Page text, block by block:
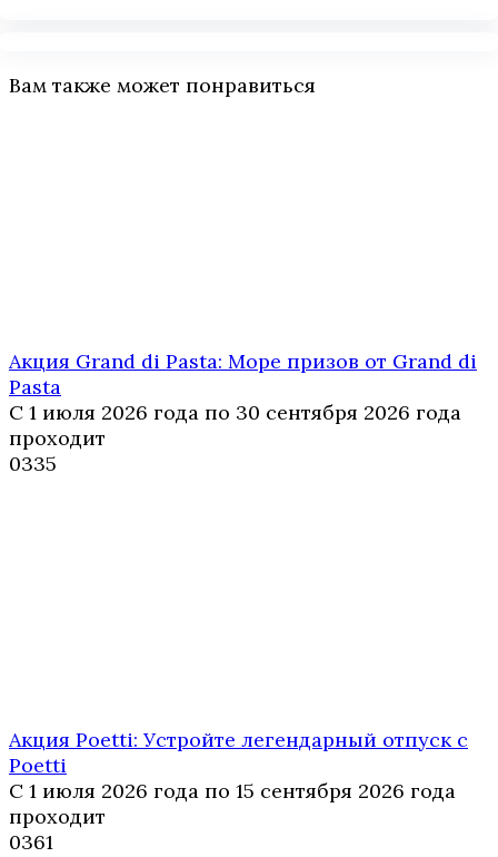
Вам также может понравиться
Акция Grand di Pasta: Море призов от Grand di
Pasta
С 1 июля 2026 года по 30 сентября 2026 года
проходит
0335
Акция Poetti: Устройте легендарный отпуск с
Poetti
С 1 июля 2026 года по 15 сентября 2026 года
проходит
0361